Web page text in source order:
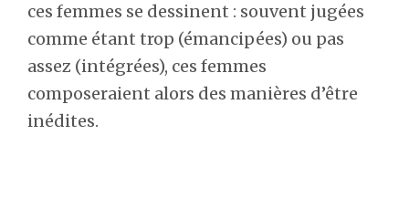
ces femmes se dessinent : souvent jugées
comme étant trop (émancipées) ou pas
assez (intégrées), ces femmes
composeraient alors des manières d’être
inédites.